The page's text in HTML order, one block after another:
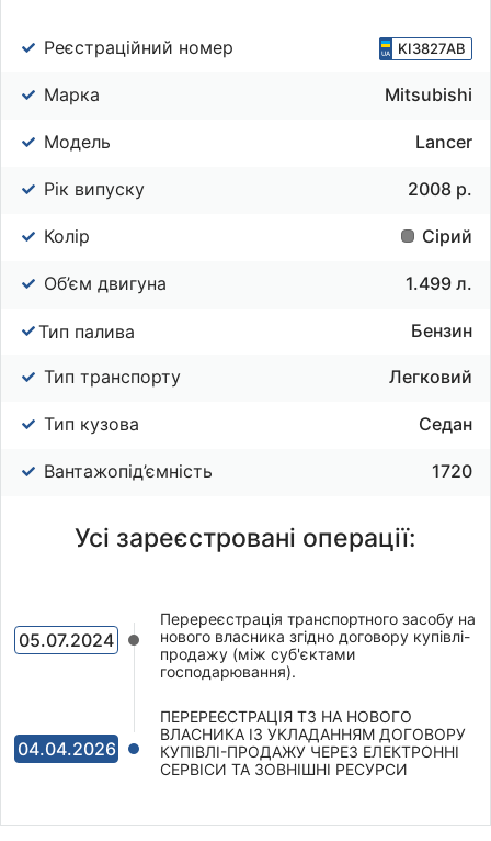
Реєстраційний номер KI3827AB
Марка Mitsubishi
Модель Lancer
Рік випуску 2008 р.
Колір Сірий
Об’єм двигуна 1.499 л.
Тип палива Бензин
Тип транспорту Легковий
Тип кузова Седан
Вантажопід’ємність 1720
Усі зареєстровані операції:
05.07.2024
Перереєстрація транспортного засобу на
нового власника згідно договору купівлі-
продажу (між суб'єктами
господарювання).
04.04.2026
ПЕРЕРЕЄСТРАЦІЯ ТЗ НА НОВОГО
ВЛАСНИКА ІЗ УКЛАДАННЯМ ДОГОВОРУ
КУПІВЛІ-ПРОДАЖУ ЧЕРЕЗ ЕЛЕКТРОННІ
СЕРВІСИ ТА ЗОВНІШНІ РЕСУРСИ